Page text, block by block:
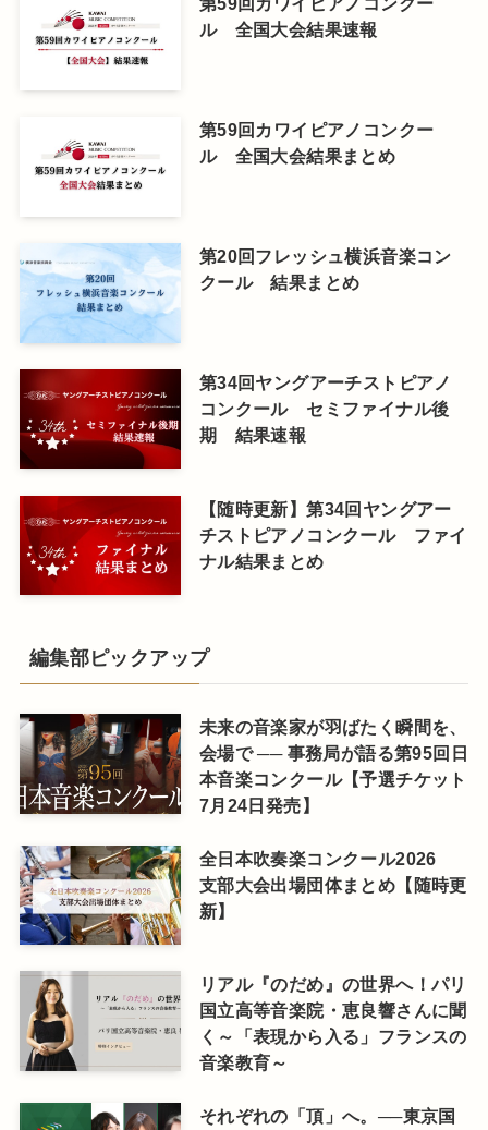
ル 全国大会結果速報
第59回カワイピアノコンクー
ル 全国大会結果まとめ
第20回フレッシュ横浜音楽コン
クール 結果まとめ
第34回ヤングアーチストピアノ
コンクール セミファイナル後
期 結果速報
【随時更新】第34回ヤングアー
チストピアノコンクール ファイ
ナル結果まとめ
編集部ピックアップ
未来の音楽家が羽ばたく瞬間を、
会場で ── 事務局が語る第95回日
本音楽コンクール【予選チケット
7月24日発売】
全日本吹奏楽コンクール2026
支部大会出場団体まとめ【随時更
新】
リアル『のだめ』の世界へ！パリ
国立高等音楽院・恵良響さんに聞
く～「表現から入る」フランスの
音楽教育～
それぞれの「頂」へ。──東京国